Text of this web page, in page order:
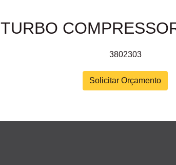
TURBO
3802303
Solicitar Orçamento